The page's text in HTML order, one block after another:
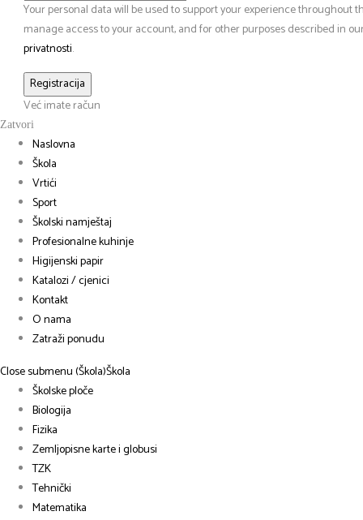
Your personal data will be used to support your experience throughout
manage access to your account, and for other purposes described in
privatnosti.
Već imate račun
Zatvori
Naslovna
Škola
Vrtići
Sport
Školski namještaj
Profesionalne kuhinje
Higijenski papir
Katalozi / cjenici
Kontakt
O nama
Zatraži ponudu
Close submenu (Škola)Škola
Školske ploče
Biologija
Fizika
Zemljopisne karte i globusi
TZK
Tehnički
Matematika